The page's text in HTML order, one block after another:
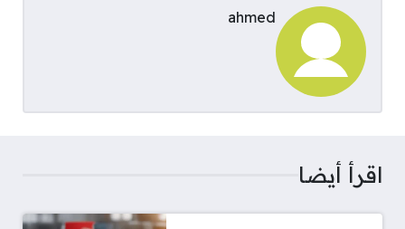
ahmed
اقرأ أيضا